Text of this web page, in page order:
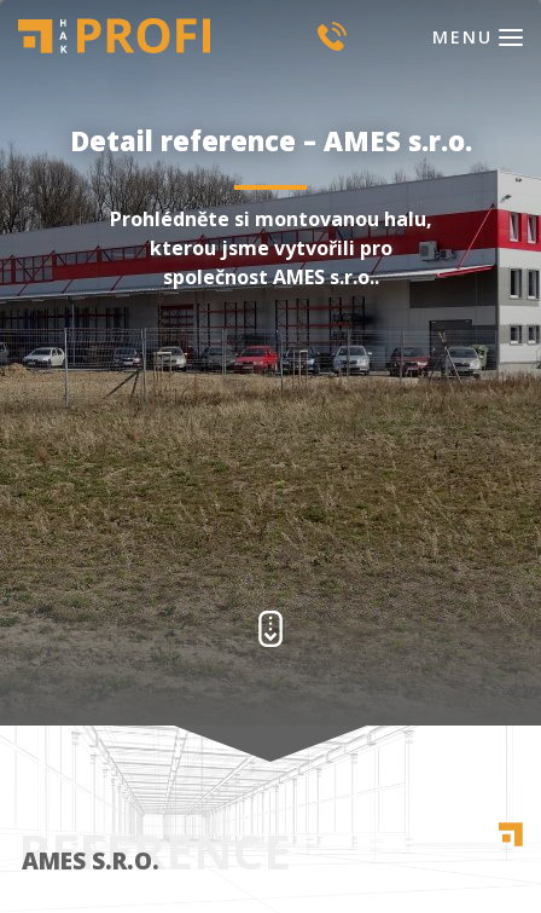
MENU
Detail reference – AMES s.r.o.
Prohlédněte si montovanou halu,
kterou jsme vytvořili pro
společnost AMES s.r.o..
AMES S.R.O.
REFERENCE